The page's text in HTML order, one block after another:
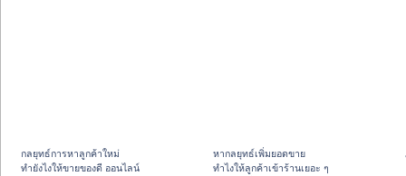
กลยุทธ์การหาลูกค้าใหม่
ทํายังไงให้ขายของดี ออนไลน์
หากลยุทธ์เพิ่มยอดขาย
ทําไงให้ลูกค้าเข้าร้านเยอะ ๆ